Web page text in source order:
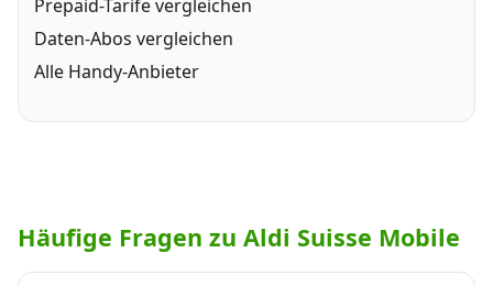
Prepaid-Tarife vergleichen
Daten-Abos vergleichen
Alle Handy-Anbieter
Häufige Fragen zu Aldi Suisse Mobile